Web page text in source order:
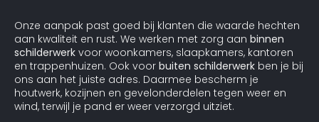
Onze aanpak past goed bij klanten die waarde hechten
aan kwaliteit en rust. We werken met zorg aan binnen
schilderwerk voor woonkamers, slaapkamers, kantoren
en trappenhuizen. Ook voor buiten schilderwerk ben je bij
ons aan het juiste adres. Daarmee bescherm je
houtwerk, kozijnen en gevelonderdelen tegen weer en
wind, terwijl je pand er weer verzorgd uitziet.